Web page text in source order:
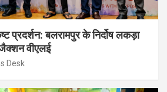
प्रदर्शन: बलरामपुर के निर्दोष लकड़ा
वीएलई
Desk